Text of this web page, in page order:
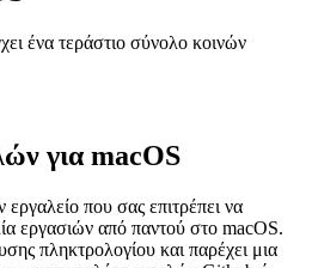
για macOS